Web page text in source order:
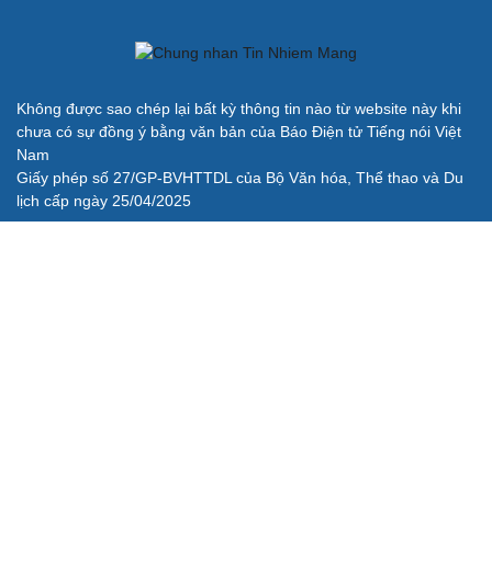
Không được sao chép lại bất kỳ thông tin nào từ website này khi
chưa có sự đồng ý bằng văn bản của Báo Điện tử Tiếng nói Việt
Nam
Giấy phép số 27/GP-BVHTTDL của Bộ Văn hóa, Thể thao và Du
lịch cấp ngày 25/04/2025